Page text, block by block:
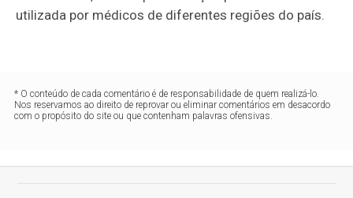
utilizada por médicos de diferentes regiões do país.
* O conteúdo de cada comentário é de responsabilidade de quem realizá-lo.
Nos reservamos ao direito de reprovar ou eliminar comentários em desacordo
com o propósito do site ou que contenham palavras ofensivas.